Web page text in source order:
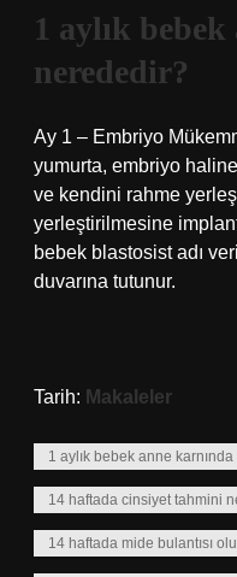
1 aylık
nerededir?
Ay 1 – Embriyo
yumurta, embriyo
ve kendini rahme
yerleştirilmesine
bebek blastosist adı
duvarına tutunur.
Tarih: Makaleler
1 aylık bebek anne
14 haftada cinsiyet tahmini
14 haftada mide bulantısı